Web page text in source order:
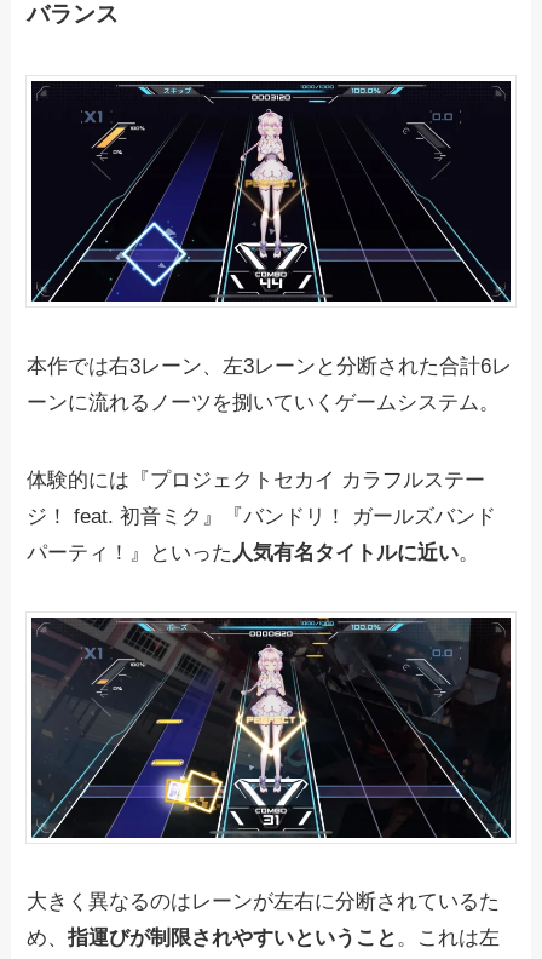
バランス
本作では右3レーン、左3レーンと分断された合計6レ
ーンに流れるノーツを捌いていくゲームシステム。
体験的には『プロジェクトセカイ カラフルステー
ジ！ feat. 初音ミク』『バンドリ！ ガールズバンド
パーティ！』といった 人気有名タイトルに近い。
大きく異なるのはレーンが左右に分断されているた
め、指運びが制限されやすいということ 。これは左